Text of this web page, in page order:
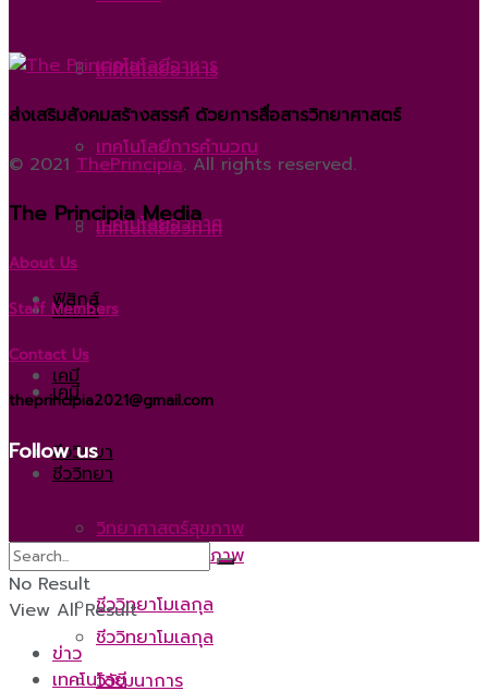
เทคโนโลยีอาหาร
เทคโนโลยีการคำนวณ
เทคโนโลยีอวกาศ
ฟิสิกส์
เคมี
ชีววิทยา
วิทยาศาสตร์สุขภาพ
ชีววิทยาโมเลกุล
เทคโนโลยีอาหาร
เทคโนโลยีการคำนวณ
เทคโนโลยีอวกาศ
ฟิสิกส์
เคมี
ชีววิทยา
วิทยาศาสตร์สุขภาพ
ชีววิทยาโมเลกุล
วิวัฒนาการ
ส่งเสริมสังคมสร้างสรรค์ ด้วยการสื่อสารวิทยาศาสตร์
© 2021 ThePrincipia. All rights reserved.
The Principia Media
About Us
Staff Members
Contact Us
theprincipia2021@gmail.com
Follow us
No Result
View All Result
ข่าว
เทคโนโลยี